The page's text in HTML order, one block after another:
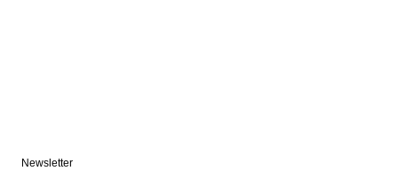
Newsletter